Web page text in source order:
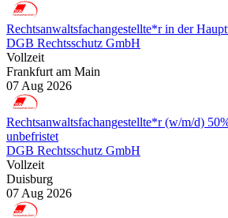
Rechtsanwaltsfachangestellte*r in der
DGB Rechtsschutz GmbH
Vollzeit
Frankfurt am Main
07 Aug 2026
Rechtsanwaltsfachangestellte*r (w/m/d)
unbefristet
DGB Rechtsschutz GmbH
Vollzeit
Duisburg
07 Aug 2026